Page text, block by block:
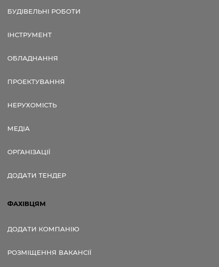
БУДІВЕЛЬНІ РОБОТИ
ІНСТРУМЕНТ
ОБЛАДНАННЯ
ПРОЕКТУВАННЯ
НЕРУХОМІСТЬ
МЕДІА
ОРГАНІЗАЦІЇ
ДОДАТИ ТЕНДЕР
ФАХІВЦЯМ
ДОДАТИ КОМПАНІЮ
РОЗМІЩЕННЯ ВАКАНСІЇ